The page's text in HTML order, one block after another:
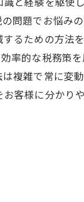
問題でお悩み
るための方法
率的な税務策
複雑で常に変
客様に分かり